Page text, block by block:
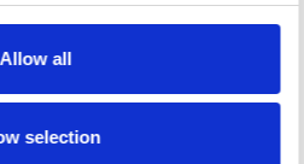
Allow all
selection